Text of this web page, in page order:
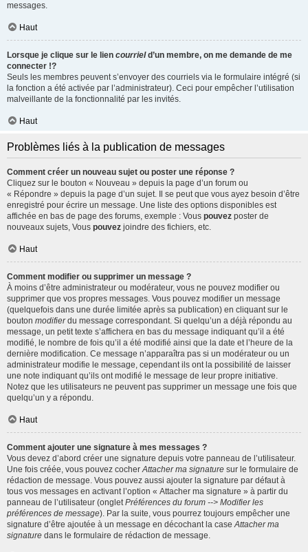
messages.
Haut
Lorsque je clique sur le lien courrield’un membre, on me demande de me
connecter !?
Seuls les membres peuvent s’envoyer des courriels via le formulaire intégré (si
la fonction a été activée par l’administrateur). Ceci pour empêcher l’utilisation
malveillante de la fonctionnalité par les invités.
Haut
Problèmes liés à la publication de messages
Comment créer un nouveau sujet ou poster une réponse ?
Cliquez sur le bouton « Nouveau » depuis la page d’un forum ou
« Répondre » depuis la page d’un sujet. Il se peut que vous ayez besoin d’être
enregistré pour écrire un message. Une liste des options disponibles est
affichée en bas de page des forums, exemple : Vous pouvez poster de
nouveaux sujets, Vous pouvez joindre des fichiers, etc.
Haut
Comment modifier ou supprimer un message ?
À moins d’être administrateur ou modérateur, vous ne pouvez modifier ou
supprimer que vos propres messages. Vous pouvez modifier un message
(quelquefois dans une durée limitée après sa publication) en cliquant sur le
bouton modifierdu message correspondant. Si quelqu’un a déjà répondu au
message, un petit texte s’affichera en bas du message indiquant qu’il a été
modifié, le nombre de fois qu’il a été modifié ainsi que la date et l’heure de la
dernière modification. Ce message n’apparaîtra pas si un modérateur ou un
administrateur modifie le message, cependant ils ont la possibilité de laisser
une note indiquant qu’ils ont modifié le message de leur propre initiative.
Notez que les utilisateurs ne peuvent pas supprimer un message une fois que
quelqu’un y a répondu.
Haut
Comment ajouter une signature à mes messages ?
Vous devez d’abord créer une signature depuis votre panneau de l’utilisateur.
Une fois créée, vous pouvez cocherAttacher ma signature sur le formulaire de
rédaction de message. Vous pouvez aussi ajouter la signature par défaut à
tous vos messages en activant l’option « Attacher ma signature » à partir du
panneau de l’utilisateur (ongletPréférences du forum --> Modifier les
préférences de message). Par la suite, vous pourrez toujours empêcher une
signature d’être ajoutée à un message en décochant la caseAttacher ma
signature dans le formulaire de rédaction de message.